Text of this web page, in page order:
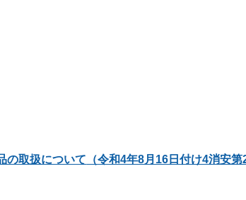
の取扱について （令和4年8月16日付け4消安第